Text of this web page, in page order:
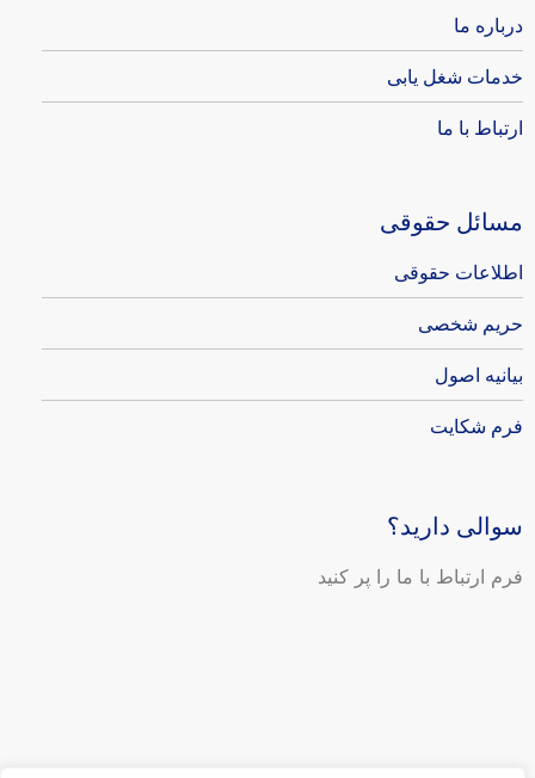
درباره ما
خدمات شغل یابی
ارتباط با ما
مسائل حقوقی
اطلاعات حقوقی
حریم شخصی
بیانیه اصول
فرم شکایت
سوالی دارید؟
فرم ارتباط با ما را پر کنید